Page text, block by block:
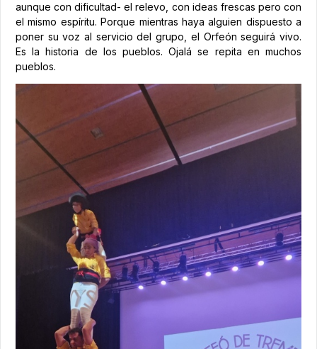
aunque con dificultad- el relevo, con ideas frescas pero con
el mismo espíritu. Porque mientras haya alguien dispuesto a
poner su voz al servicio del grupo, el Orfeón seguirá vivo.
Es la historia de los pueblos. Ojalá se repita en muchos
pueblos.